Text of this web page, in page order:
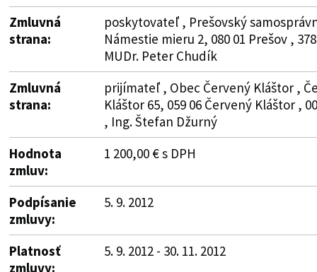
Zmluvná
strana:
poskytovateľ , Prešovský
Námestie mieru 2, 080 01 Prešov ,
MUDr. Peter Chudík
Zmluvná
strana:
prijímateľ , Obec Červený Kláštor ,
Kláštor 65, 059 06 Červený Kláštor ,
, Ing. Štefan Džurný
Hodnota
zmluv:
1 200,00 € s DPH
Podpísanie
zmluvy:
5. 9. 2012
Platnosť
zmluvy:
5. 9. 2012 - 30. 11. 2012